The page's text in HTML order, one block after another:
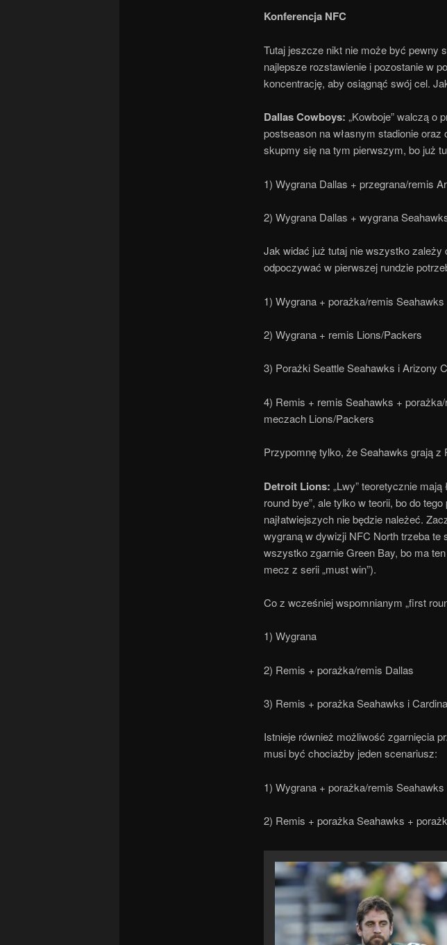
Konferencja NFC
Tutaj jeszcze nikt nie może być pewny
najlepsze rozstawienie i pozostanie w
koncentrację, aby osiągnąć swój cel.
Dallas Cowboys: „Kowboje” walczą o
postseason na własnym stadionie
skupmy się na tym pierwszym, bo już
1) Wygrana Dallas + przegrana/remis
2) Wygrana Dallas + wygrana
Jak widać już tutaj nie wszystko zależy
odpoczywać w pierwszej rundzie
1) Wygrana + porażka/remis
2) Wygrana + remis Lions/Packers
3) Porażki Seattle Seahawks i Arizony
4) Remis + remis Seahawks +
meczach Lions/Packers
Przypomnę tylko, że Seahawks grają
Detroit Lions: „Lwy” teoretycznie
round bye”, ale tylko w teorii, bo do
najłatwiejszych nie będzie należeć.
wygraną w dywizji NFC North trzeba
wszystko zgarnie Green Bay, bo ma
mecz z serii „must win”).
Co z wcześniej wspomnianym „first
1) Wygrana
2) Remis + porażka/remis Dallas
3) Remis + porażka Seahawks i
Istnieje również możliwość zgarnięcia
musi być chociażby jeden scenariusz:
1) Wygrana + porażka/remis
2) Remis + porażka Seahawks +